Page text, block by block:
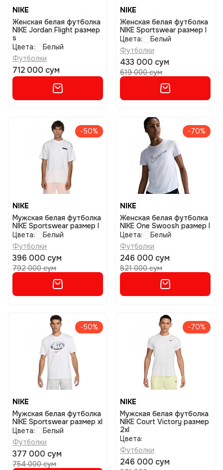
NIKE
Женская белая футболка
NIKE Jordan Flight размер
s
Цвета:
Белый
Футболки
712 000 сум
NIKE
Женская белая футболка
NIKE Sportswear размер l
Цвета:
Белый
Футболки
433 000 сум
619 000 сум
-50%
NIKE
Мужская белая футболка
NIKE Sportswear размер l
Цвета:
Белый
Футболки
396 000 сум
792 000 сум
-70%
NIKE
Женская белая футболка
NIKE One Swoosh размер l
Цвета:
Белый
Футболки
246 000 сум
821 000 сум
-50%
NIKE
Мужская белая футболка
NIKE Sportswear размер xl
Цвета:
Белый
Футболки
377 000 сум
754 000 сум
-70%
NIKE
Мужская белая футболка
NIKE Court Victory размер
2xl
Цвета:
Футболки
246 000 сум